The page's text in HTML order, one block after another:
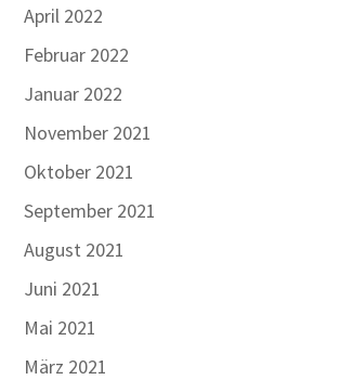
April 2022
Februar 2022
Januar 2022
November 2021
Oktober 2021
September 2021
August 2021
Juni 2021
Mai 2021
März 2021